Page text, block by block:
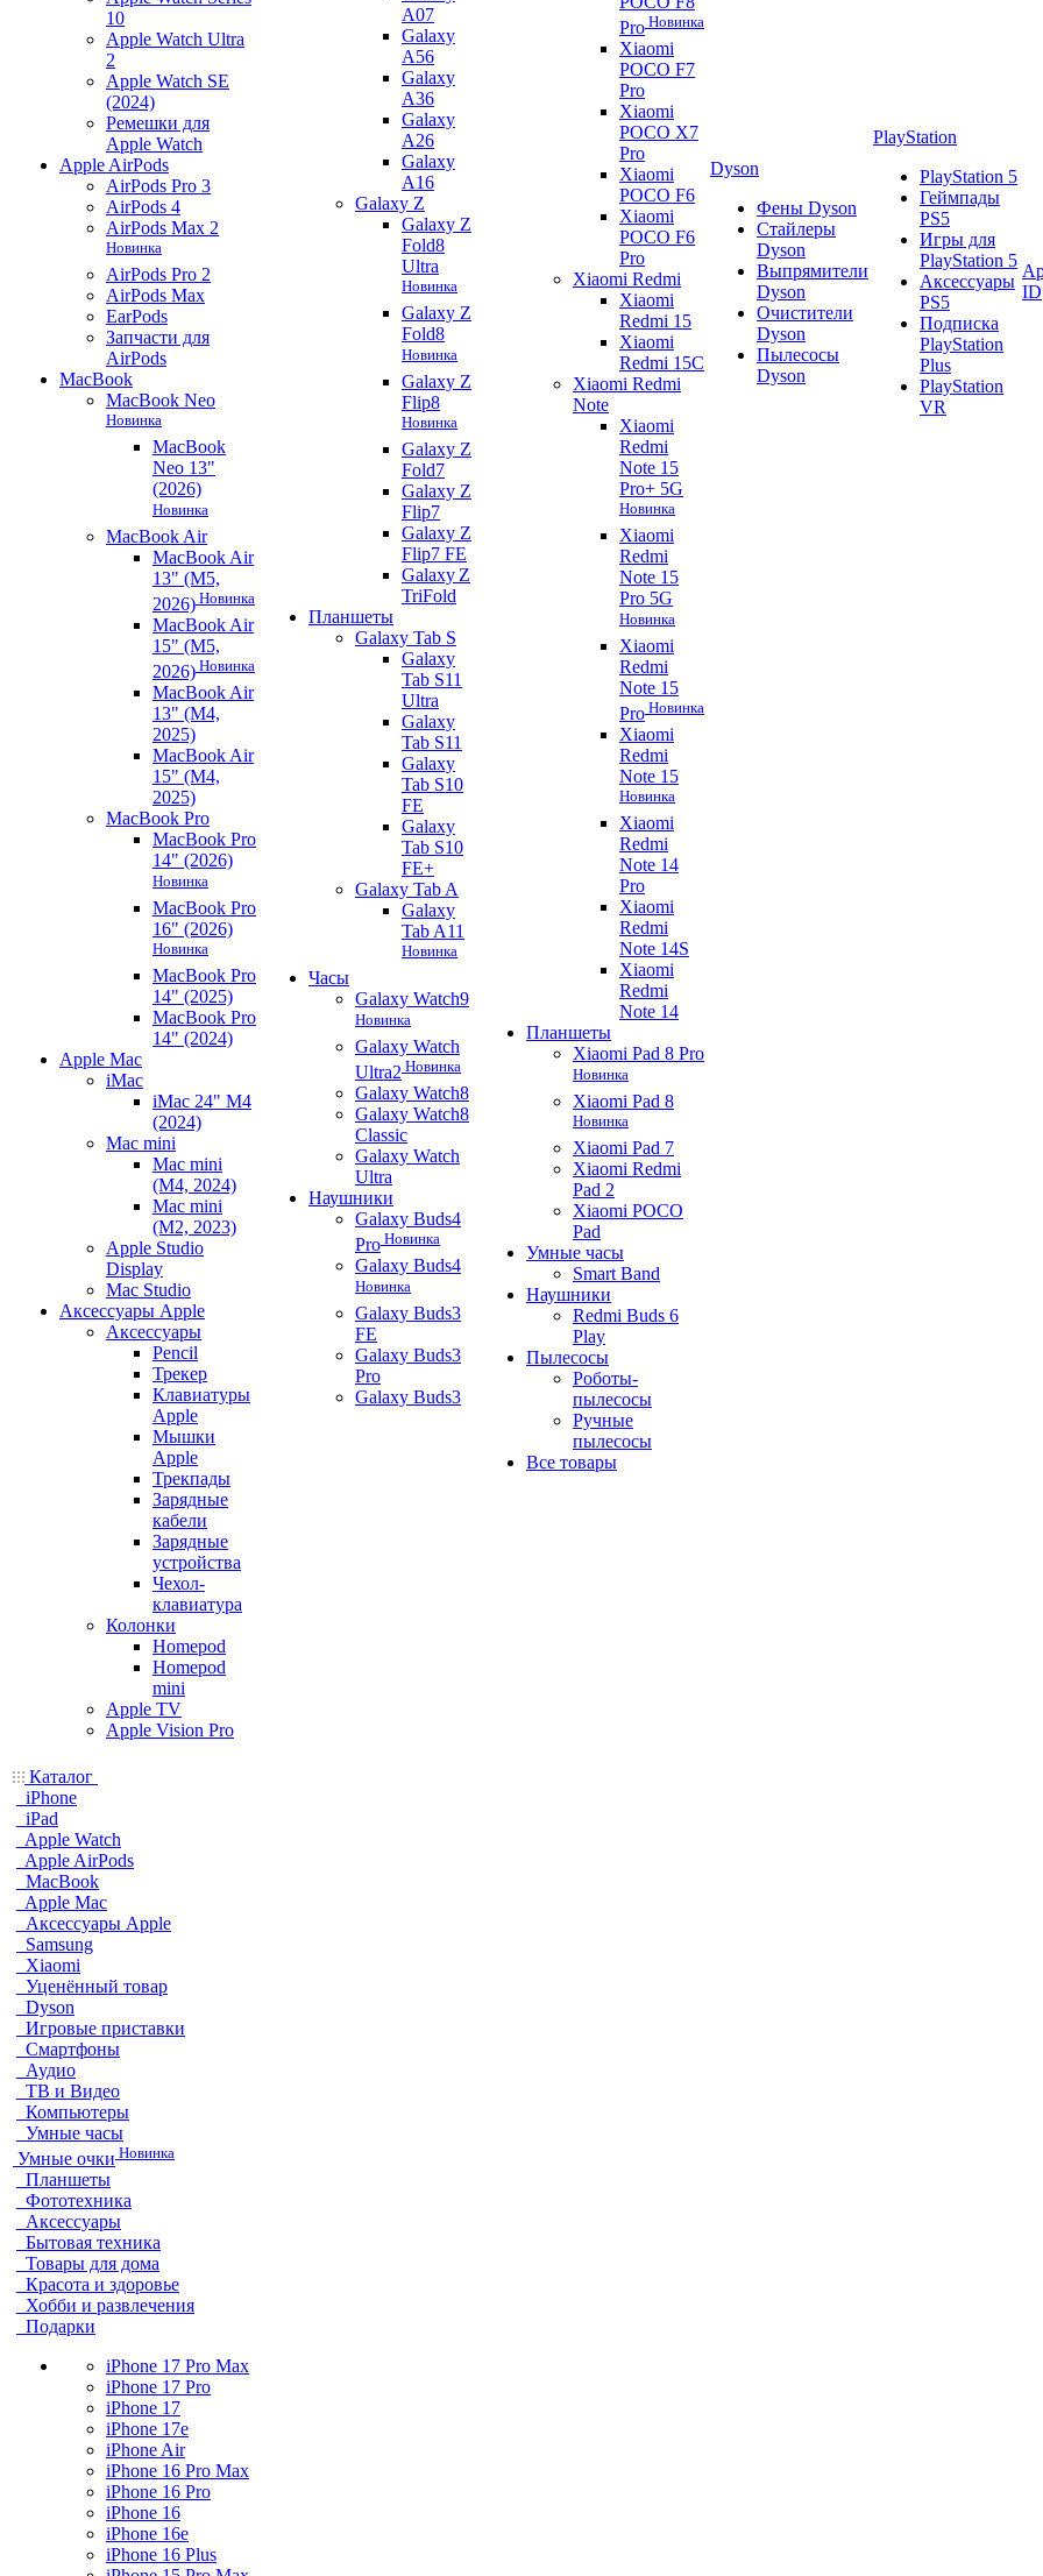
10
Apple Watch Ultra
2
Apple Watch SE
(2024)
Ремешки для
Apple Watch
Apple AirPods
AirPods Pro 3
AirPods 4
AirPods Max 2
Новинка
AirPods Pro 2
AirPods Max
EarPods
Запчасти для
AirPods
MacBook
MacBook Neo
Новинка
MacBook
Neo 13"
(2026)
Новинка
MacBook Air
MacBook Air
13" (M5,
2026) Новинка
MacBook Air
15" (M5,
2026) Новинка
MacBook Air
13" (M4,
2025)
MacBook Air
15" (M4,
2025)
MacBook Pro
MacBook Pro
14" (2026)
Новинка
MacBook Pro
16" (2026)
Новинка
MacBook Pro
14" (2025)
MacBook Pro
14" (2024)
Apple Mac
iMac
iMac 24" M4
(2024)
Mac mini
Mac mini
(M4, 2024)
Mac mini
(M2, 2023)
Apple Studio
Display
Mac Studio
Аксессуары Apple
Аксессуары
Pencil
Трекер
Клавиатуры
Apple
Мышки
Apple
Трекпады
Зарядные
кабели
Зарядные
устройства
Чехол-
клавиатура
Колонки
Homepod
Homepod
mini
Apple TV
Apple Vision Pro
A07
Galaxy
A56
Galaxy
A36
Galaxy
A26
Galaxy
A16
Galaxy Z
Galaxy Z
Fold8
Ultra
Новинка
Galaxy Z
Fold8
Новинка
Galaxy Z
Flip8
Новинка
Galaxy Z
Fold7
Galaxy Z
Flip7
Galaxy Z
Flip7 FE
Galaxy Z
TriFold
Планшеты
Galaxy Tab S
Galaxy
Tab S11
Ultra
Galaxy
Tab S11
Galaxy
Tab S10
FE
Galaxy
Tab S10
FE+
Galaxy Tab A
Galaxy
Tab A11
Новинка
Часы
Galaxy Watch9
Новинка
Galaxy Watch
Ultra2 Новинка
Galaxy Watch8
Galaxy Watch8
Classic
Galaxy Watch
Ultra
Наушники
Galaxy Buds4
Pro Новинка
Galaxy Buds4
Новинка
Galaxy Buds3
FE
Galaxy Buds3
Pro
Galaxy Buds3
Pro Новинка
Xiaomi
POCO F7
Pro
Xiaomi
POCO X7
Pro
Xiaomi
POCO F6
Xiaomi
POCO F6
Pro
Xiaomi Redmi
Xiaomi
Redmi 15
Xiaomi
Redmi 15C
Xiaomi Redmi
Note
Xiaomi
Redmi
Note 15
Pro+ 5G
Новинка
Xiaomi
Redmi
Note 15
Pro 5G
Новинка
Xiaomi
Redmi
Note 15
Pro Новинка
Xiaomi
Redmi
Note 15
Новинка
Xiaomi
Redmi
Note 14
Pro
Xiaomi
Redmi
Note 14S
Xiaomi
Redmi
Note 14
Планшеты
Xiaomi Pad 8 Pro
Новинка
Xiaomi Pad 8
Новинка
Xiaomi Pad 7
Xiaomi Redmi
Pad 2
Xiaomi POCO
Pad
Умные часы
Smart Band
Наушники
Redmi Buds 6
Play
Пылесосы
Роботы-
пылесосы
Ручные
пылесосы
Все товары
Dyson
Фены Dyson
Стайлеры
Dyson
Выпрямители
Dyson
Очистители
Dyson
Пылесосы
Dyson
PlayStation
PlayStation 5
Геймпады
PS5
Игры для
PlayStation 5
Аксессуары
PS5
Подписка
PlayStation
Plus
PlayStation
VR
ID
Каталог
iPhone
iPad
Apple Watch
Apple AirPods
MacBook
Apple Mac
Аксессуары Apple
Samsung
Xiaomi
Уценённый товар
Dyson
Игровые приставки
Смартфоны
Аудио
ТВ и Видео
Компьютеры
Умные часы
Умные очки Новинка
Планшеты
Фототехника
Аксессуары
Бытовая техника
Товары для дома
Красота и здоровье
Хобби и развлечения
Подарки
iPhone 17 Pro Max
iPhone 17 Pro
iPhone 17
iPhone 17e
iPhone Air
iPhone 16 Pro Max
iPhone 16 Pro
iPhone 16
iPhone 16e
iPhone 16 Plus